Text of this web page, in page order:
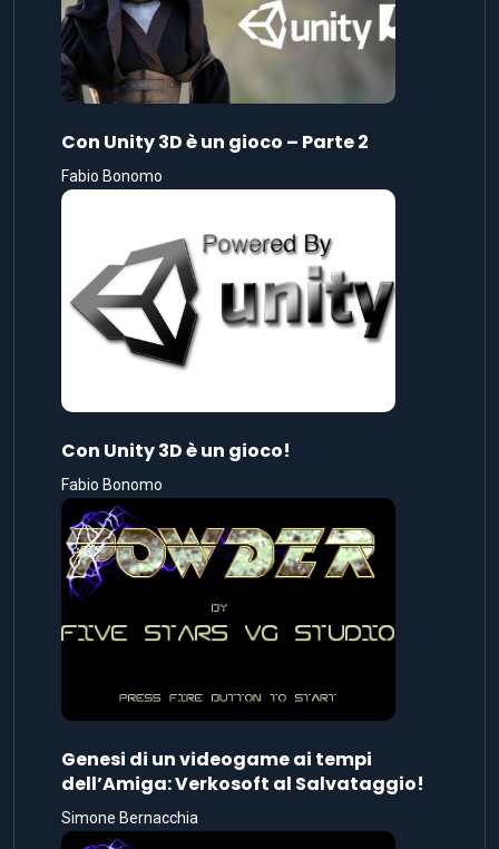
Con Unity 3D è un gioco – Parte 2
Fabio Bonomo
Con Unity 3D è un gioco!
Fabio Bonomo
Genesi di un videogame ai tempi
dell’Amiga: Verkosoft al Salvataggio!
Simone Bernacchia